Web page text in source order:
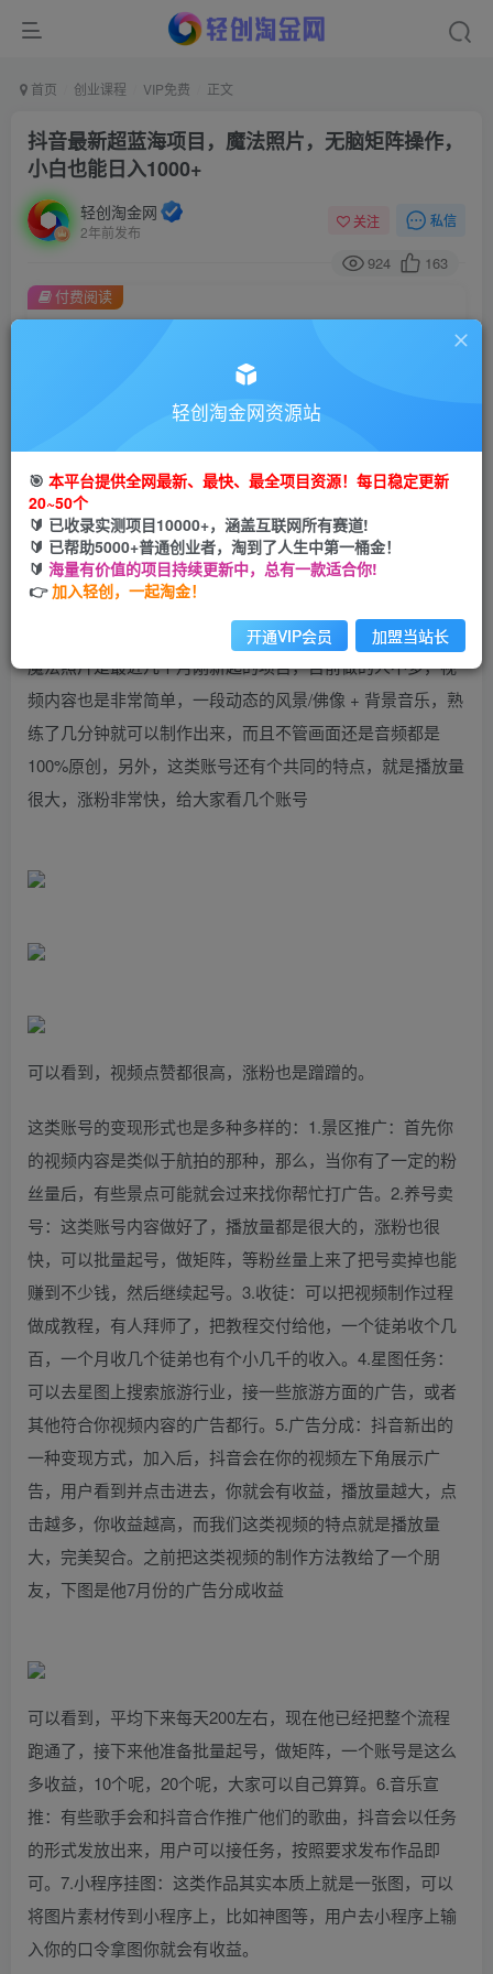
首页 创业课程 VIP免费 正文
抖音最新超蓝海项目，魔法照片，无脑矩阵操作，
小白也能日入1000+
轻创淘金网
2年前发布
关注 私信
924 163
金币9.9金币99
立即购买
您当前未登录！建议登陆后购买，可保存购买订单
付费阅读
魔法照片是最近几个月刚新起的项目，目前做的人不多，视
频内容也是非常简单，一段动态的风景/佛像 + 背景音乐，熟
练了几分钟就可以制作出来，而且不管画面还是音频都是
100%原创，另外，这类账号还有个共同的特点，就是播放量
很大，涨粉非常快，给大家看几个账号
可以看到，视频点赞都很高，涨粉也是蹭蹭的。
这类账号的变现形式也是多种多样的：1.景区推广：首先你
的视频内容是类似于航拍的那种，那么，当你有了一定的粉
丝量后，有些景点可能就会过来找你帮忙打广告。2.养号卖
号：这类账号内容做好了，播放量都是很大的，涨粉也很
快，可以批量起号，做矩阵，等粉丝量上来了把号卖掉也能
赚到不少钱，然后继续起号。3.收徒：可以把视频制作过程
做成教程，有人拜师了，把教程交付给他，一个徒弟收个几
百，一个月收几个徒弟也有个小几千的收入。4.星图任务：
可以去星图上搜索旅游行业，接一些旅游方面的广告，或者
其他符合你视频内容的广告都行。5.广告分成：抖音新出的
一种变现方式，加入后，抖音会在你的视频左下角展示广
告，用户看到并点击进去，你就会有收益，播放量越大，点
击越多，你收益越高，而我们这类视频的特点就是播放量
大，完美契合。之前把这类视频的制作方法教给了一个朋
友，下图是他7月份的广告分成收益
可以看到，平均下来每天200左右，现在他已经把整个流程
跑通了，接下来他准备批量起号，做矩阵，一个账号是这么
多收益，10个呢，20个呢，大家可以自己算算。6.音乐宣
推：有些歌手会和抖音合作推广他们的歌曲，抖音会以任务
的形式发放出来，用户可以接任务，按照要求发布作品即
可。7.小程序挂图：这类作品其实本质上就是一张图，可以
将图片素材传到小程序上，比如神图等，用户去小程序上输
入你的口令拿图你就会有收益。
轻创淘金网资源站
🎯 本平台提供全网最新、最快、最全项目资源！每日稳定更新
20~50个
🔰 已收录实测项目10000+，涵盖互联网所有赛道!
🔰 已帮助5000+普通创业者，淘到了人生中第一桶金！
🔰 海量有价值的项目持续更新中，总有一款适合你!
👉加入轻创，一起淘金！
开通VIP会员 加盟当站长